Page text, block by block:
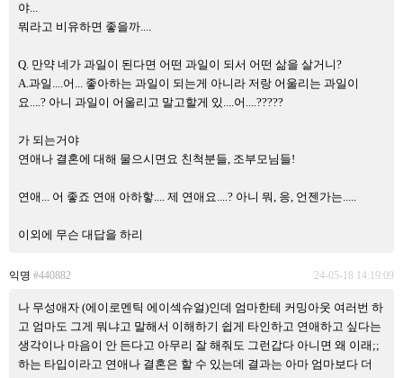
야...
뭐라고 비유하면 좋을까....
Q. 만약 네가 과일이 된다면 어떤 과일이 되서 어떤 삶을 살거니?
A.과일....어... 좋아하는 과일이 되는게 아니라 저랑 어울리는 과일이
요....? 아니 과일이 어울리고 말고할게 있....어....?????
가 되는거야
연애나 결혼에 대해 물으시면요 친척분들, 조부모님들!
연애... 어 좋죠 연애 아하핳.... 제 연애요....? 아니 뭐, 응, 언젠가는.....
이외에 무슨 대답을 하리
익명 #440882 24-05-18 14:19:09
나 무성애자 (에이로멘틱 에이섹슈얼)인데 엄마한테 커밍아웃 여러번 하
고 엄마도 그게 뭐냐고 말해서 이해하기 쉽게 타인하고 연애하고 싶다는
생각이나 마음이 안 든다고 아무리 잘 해줘도 그런갑다 아니면 왜 이래;;
하는 타입이라고 연애나 결혼은 할 수 있는데 결과는 아마 엄마보다 더